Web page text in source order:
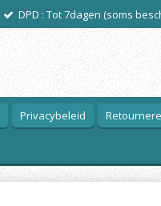
DPD : Tot 7dagen (soms
Privacybeleid